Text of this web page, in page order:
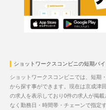
ショットワークスコンビニの短期バ
ショットワークスコンビニでは、短期
から探す事ができます。現在は京成津
の求人を表示しており0件の求人が掲
なく勤務日・時間帯・チェーンで指定